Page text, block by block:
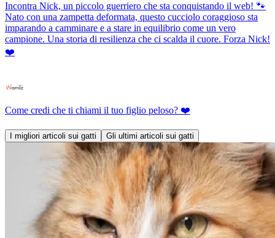
Incontra Nick, un piccolo guerriero che sta conquistando il web! 🐾
Nato con una zampetta deformata, questo cucciolo coraggioso sta
imparando a camminare e a stare in equilibrio come un vero
campione. Una storia di resilienza che ci scalda il cuore. Forza Nick!
❤️
Come credi che ti chiami il tuo figlio peloso? ❤️
I migliori articoli sui gatti Gli ultimi articoli sui gatti